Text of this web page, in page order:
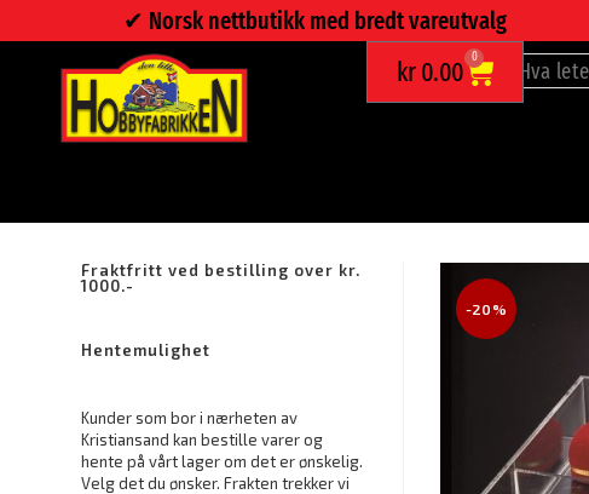
✔︎ Norsk nettbutikk med bredt vareutvalg
kr0.00 0
-20%
Fraktfritt ved bestilling over kr.
1000.-
Hentemulighet
Kunder som bor i nærheten av
Kristiansand kan bestille varer og
hente på vårt lager om det er ønskelig.
Velg det du ønsker. Frakten trekker vi